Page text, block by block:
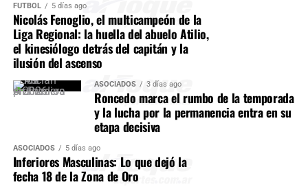
FÚTBOL 5 días ago
Nicolás Fenoglio, el multicampeón de la
Liga Regional: la huella del abuelo Atilio,
el kinesiólogo detrás del capitán y la
ilusión del ascenso
ASOCIADOS 3 días ago
Roncedo marca el rumbo de la temporada
y la lucha por la permanencia entra en su
etapa decisiva
ASOCIADOS 5 días ago
Inferiores Masculinas: Lo que dejó la
fecha 18 de la Zona de Oro